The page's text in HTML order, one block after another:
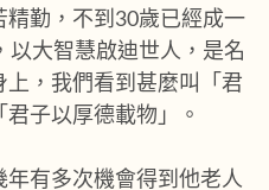
勤，不到30歲已經成一
以大智慧啟迪世人，是名
，我們看到甚麼叫「君
子以厚德載物」。
有多次機會得到他老人